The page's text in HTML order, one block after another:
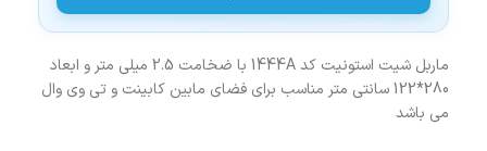
ماربل شیت استونیت کد 1444A با ضخامت 2.5 میلی متر و ابعاد
280*122 سانتی متر مناسب برای فضای مابین کابینت و تی وی وال
می باشد